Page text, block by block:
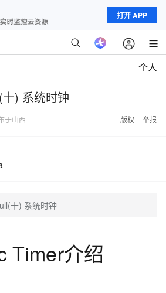
打开 APP
个人
) 系统时钟
于山西 版权 举报
十) 系统时钟
Timer介绍